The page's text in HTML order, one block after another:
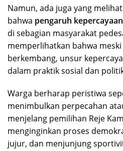
Namun, ada juga yang
bahwa pengaruh
di sebagian masyarakat
memperlihatkan bahwa
berkembang, unsur
dalam praktik sosial dan
Warga berharap peristiwa
menimbulkan perpecahan
menjelang pemilihan Reje
menginginkan proses
jujur, dan menjunjung